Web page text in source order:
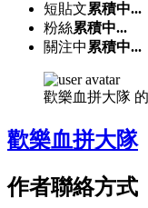
短貼文累積中...
粉絲累積中...
關注中 累積中...
歡樂血拼大隊
歡樂血拼大隊
作者聯絡方式